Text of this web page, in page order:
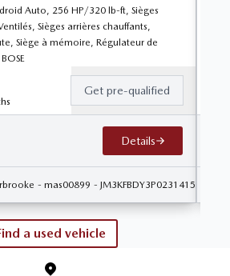
Auto, 256 HP/320 lb-ft, Sièges
Sièges arrières chauffants,
Siège à mémoire, Régulateur de
Get pre-qualified
Details
- mas00899 - JM3KFBDY3P0231415
a used vehicle